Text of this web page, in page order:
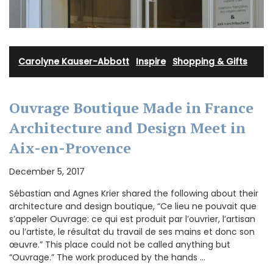
Carolyne Kauser-Abbott Inspire· Shopping & Gifts
Ouvrage Boutique Made in France
Architecture and Design Meet in
Aix-en-Provence
December 5, 2017
Sébastian and Agnes Krier shared the following about their
architecture and design boutique, “Ce lieu ne pouvait que
s’appeler Ouvrage: ce qui est produit par l’ouvrier, l’artisan
ou l’artiste, le résultat du travail de ses mains et donc son
œuvre.” This place could not be called anything but
“Ouvrage.” The work produced by the hands …